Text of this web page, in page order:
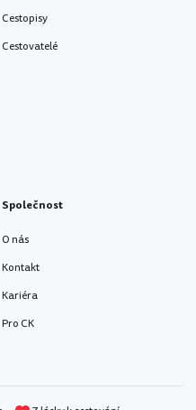
Cestopisy
Cestovatelé
Společnost
O nás
Kontakt
Kariéra
Pro CK